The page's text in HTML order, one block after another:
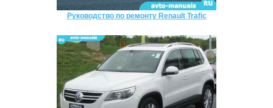
Руководство по ремонту Renault Trafic